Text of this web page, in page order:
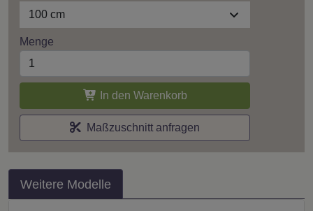
100 cm
Menge
In den Warenkorb
Maßzuschnitt anfragen
Weitere Modelle